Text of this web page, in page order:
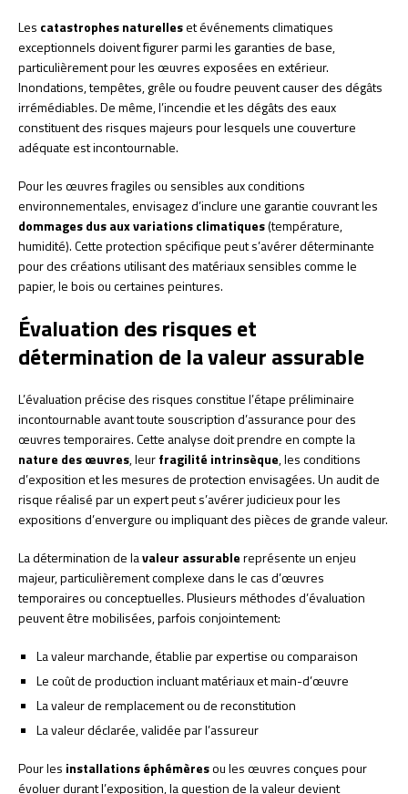
Les catastrophes naturelleset événements climatiques
exceptionnels doivent figurer parmi les garanties de base,
particulièrement pour les œuvres exposées en extérieur.
Inondations, tempêtes, grêle ou foudre peuvent causer des dégâts
irrémédiables. De même, l’incendie et les dégâts des eaux
constituent des risques majeurs pour lesquels une couverture
adéquate est incontournable.
Pour les œuvres fragiles ou sensibles aux conditions
environnementales, envisagez d’inclure une garantie couvrant les
dommages dus aux variations climatiques(température,
humidité). Cette protection spécifique peut s’avérer déterminante
pour des créations utilisant des matériaux sensibles comme le
papier, le bois ou certaines peintures.
Évaluation des risques et
détermination de la valeur assurable
L’évaluation précise des risques constitue l’étape préliminaire
incontournable avant toute souscription d’assurance pour des
œuvres temporaires. Cette analyse doit prendre en compte la
nature des œuvres, leurfragilité intrinsèque, les conditions
d’exposition et les mesures de protection envisagées. Un audit de
risque réalisé par un expert peut s’avérer judicieux pour les
expositions d’envergure ou impliquant des pièces de grande valeur.
La détermination de lavaleur assurablereprésente un enjeu
majeur, particulièrement complexe dans le cas d’œuvres
temporaires ou conceptuelles. Plusieurs méthodes d’évaluation
peuvent être mobilisées, parfois conjointement:
La valeur marchande, établie par expertise ou comparaison
Le coût de production incluant matériaux et main-d’œuvre
La valeur de remplacement ou de reconstitution
La valeur déclarée, validée par l’assureur
Pour les installations éphémèresou les œuvres conçues pour
évoluer durant l’exposition, la question de la valeur devient